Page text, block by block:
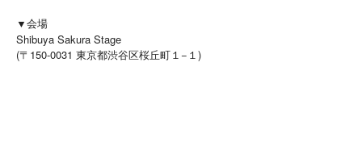
▼会場
Shibuya Sakura Stage
(〒150-0031 東京都渋谷区桜丘町１−１)